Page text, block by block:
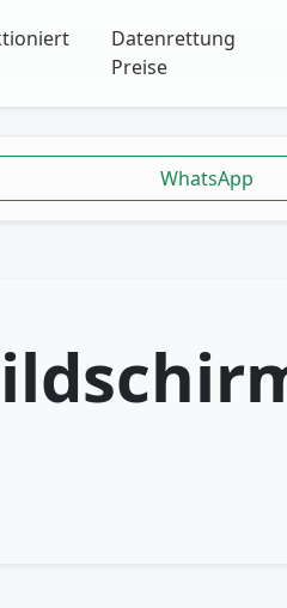
Datenrettung
Preise
WhatsApp